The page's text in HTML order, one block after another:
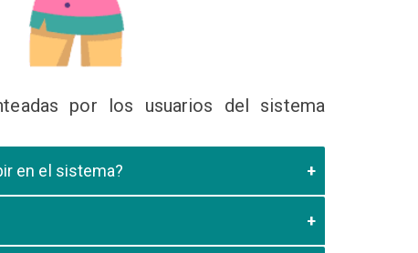
por los usuarios del sistema
en el sistema?